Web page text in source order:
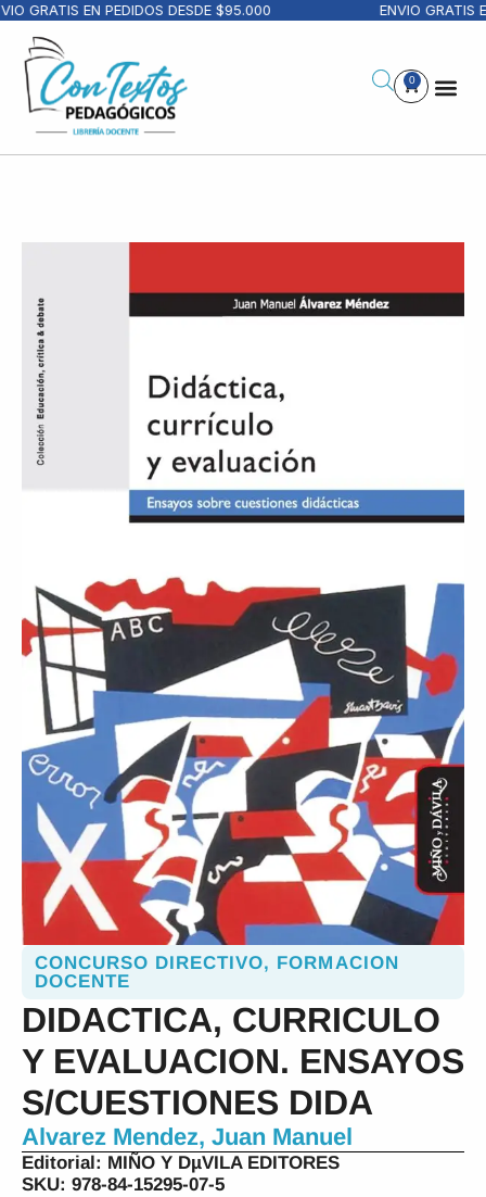
GRATIS EN PEDIDOS DESDE $95.000 ENVIO GRATIS
0
CONCURSO DIRECTIVO, FORMACION
DOCENTE
DIDACTICA, CURRICULO
Y EVALUACION. ENSAYOS
S/CUESTIONES DIDA
Alvarez Mendez, Juan Manuel
Editorial: MIÑO Y DµVILA EDITORES
SKU: 978-84-15295-07-5